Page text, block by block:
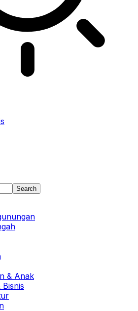
& Anak
Bisnis